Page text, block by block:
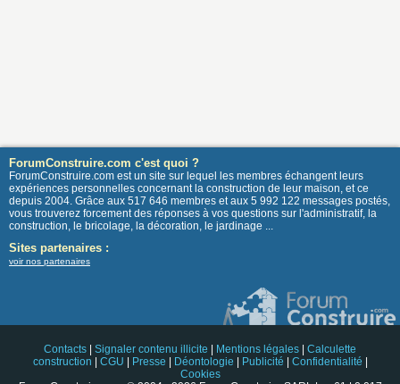
ForumConstruire.com c'est quoi ?
ForumConstruire.com est un site sur lequel les membres échangent leurs
expériences personnelles concernant la construction de leur maison, et ce
depuis 2004. Grâce aux 517 646 membres et aux 5 992 122 messages postés,
vous trouverez forcement des réponses à vos questions sur l'administratif, la
construction, le bricolage, la décoration, le jardinage ...
Sites partenaires :
voir nos partenaires
Contacts Signaler contenu illicite Mentions légales
Calculette
construction
CGU Presse Déontologie Publicité Confidentialité
Cookies